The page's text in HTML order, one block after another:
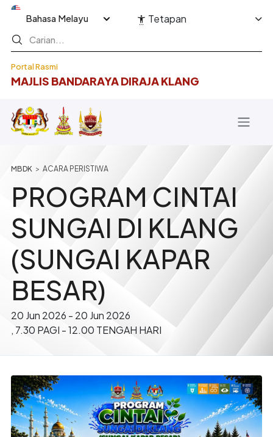
Langkau ke kandungan utama
Portal Rasmi
MAJLIS BANDARAYA DIRAJA KLANG
Select your language Tetapan
Breadcrumb
ACARA PERISTIWA
PROGRAM CINTAI
SUNGAI DI KLANG
(SUNGAI KAPAR
BESAR)
20 Jun 2026 - 20 Jun 2026
, 7.30 PAGI - 12.00 TENGAH HARI